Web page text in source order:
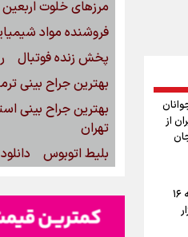
از
پیش‌بینی قیمت دلار، طلا و سکه جمعه ۱۶
مرزهای خلوت اربعین
فروشنده مواد
پخش زنده فوتبال
بهترین جراح بینی
بهترین جراح بینی
تهران
بلیط اتوبوس